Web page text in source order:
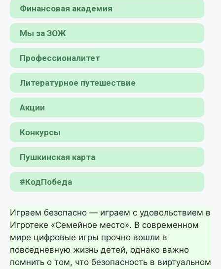
Финансовая академия
Мы за ЗОЖ
Профессионалитет
Литературное путешествие
Акции
Конкурсы
Пушкинская карта
#КодПобеда
Играем безопасно — играем с удовольствием в
Игротеке «Семейное место». В современном
мире цифровые игры прочно вошли в
повседневную жизнь детей, однако важно
помнить о том, что безопасность в виртуальном